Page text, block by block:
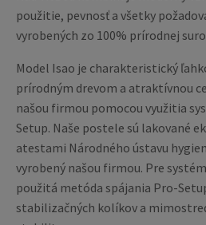
použitie, pevnosť a všetky
vyrobených zo 100% prírodnej
Model Isao je charakteristický
prírodným drevom a atraktívnou
našou firmou pomocou využitia
Setup. Naše postele sú lakované
atestami Národného ústavu
vyrobený našou firmou. Pre
použitá metóda spájania Pro-
stabilizačných kolíkov a